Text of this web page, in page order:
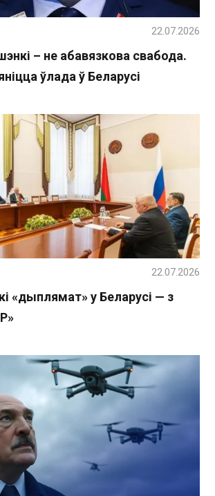
– не абавязкова свабода.
ўлада ў Беларусі
22.07.2026
«дыплямат» у Беларусі — з
22.07.2026